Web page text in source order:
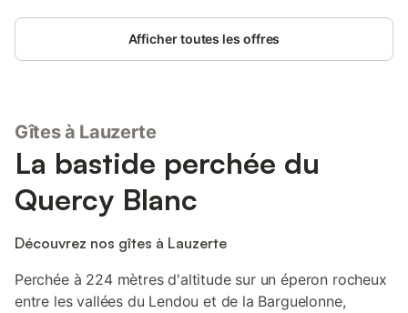
Afficher toutes les offres
Gîtes à Lauzerte
La bastide perchée du
Quercy Blanc
Découvrez nos gîtes à Lauzerte
Perchée à 224 mètres d'altitude sur un éperon rocheux
entre les vallées du Lendou et de la Barguelonne,